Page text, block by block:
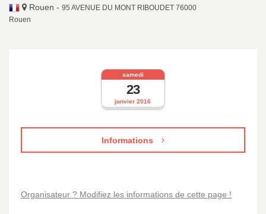
Rouen - 95 AVENUE DU MONT RIBOUDET 76000
Rouen
janvier 2016
samedi
23
Informations
Organisateur ? Modifiez les informations de cette page !